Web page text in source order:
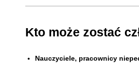
Kto może zostać
Nauczyciele, pracownicy